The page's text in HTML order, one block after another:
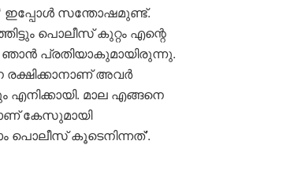
ഇപ്പോൾ സന്തോഷമുണ്ട്.
പൊലീസ് കുറ്റം എന്റെ
ഞാൻ പ്രതിയാകുമായിരുന്നു.
അവർ
എനിക്കായി. മാല എങ്ങനെ
കേസുമായി
പൊലീസ് കൂടെനിന്നത്’.